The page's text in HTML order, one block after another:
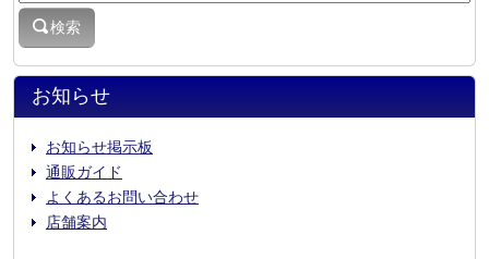
お知らせ
お知らせ掲示板
通販ガイド
よくあるお問い合わせ
店舗案内
検索